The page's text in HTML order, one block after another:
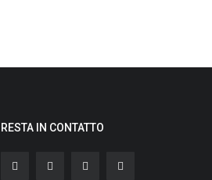
RESTA IN CONTATTO